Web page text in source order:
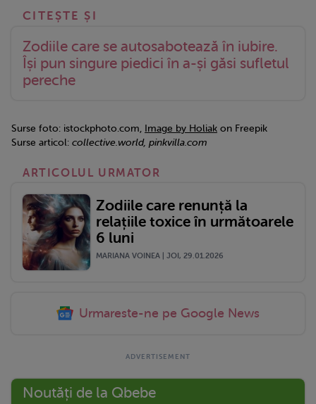
Zodiile care se autosabotează în iubire.
Își pun singure piedici în a-și găsi sufletul
pereche
Surse foto: istockphoto.com, Image by Holiak on Freepik
Surse articol: collective.world, pinkvilla.com
ARTICOLUL URMATOR
Zodiile care renunță la
relațiile toxice în următoarele
6 luni
MARIANA VOINEA | JOI, 29.01.2026
Urmareste-ne pe Google News
Noutăți de la Qbebe